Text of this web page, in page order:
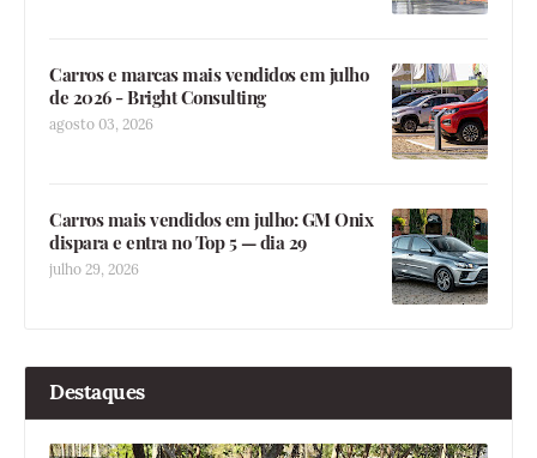
Carros e marcas mais vendidos em julho
de 2026 - Bright Consulting
agosto 03, 2026
Carros mais vendidos em julho: GM Onix
dispara e entra no Top 5 — dia 29
julho 29, 2026
Destaques